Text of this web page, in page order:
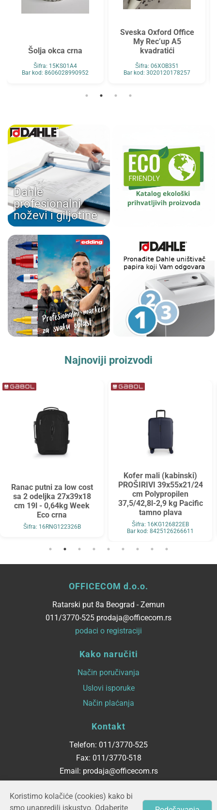
Šolja okca crna
Šifra: 15KS01A4
Bar kod: 8606028990952
Sveska Oxford Office
My Rec’up A5
kvadratići
Šifra: 06XOB351
Bar kod: 3020120178257
Dahle
profesionalni
noževi i giljotine
Najnoviji proizvodi
Ranac putni za low cost
sa 2 odeljka 27x39x18
cm 19l - 0,64kg Week
Eco crna
Šifra: 16RNG122326B
Kofer mali (kabinski)
PROŠIRIVI 39x55x21/24
cm Polypropilen
37,5/42,8l-2,9 kg Pacific
tamno plava
Šifra: 16KG126822EB
Bar kod: 8425126266611
OFFICECOM d.o.o.
Ratarski put 8a Beograd - Zemun
011/3770-525 prodaja@officecom.rs
podaci o registraciji
Kako naručiti
Način poručivanja
Uslovi isporuke
Način plaćanja
Kontakt
Telefon: 011/3770-525
Fax: 011/3770-518
Email: prodaja@officecom.rs
Radno vreme
Koristimo kolačiće (cookies) kako bi
smo unapredili iskustvo. Odaberite